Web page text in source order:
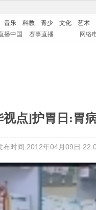
音乐 科教 青少 文化
艺术
播中国 赛事直播 网络
视点]护胃日:胃
布时间:2012年04月09日